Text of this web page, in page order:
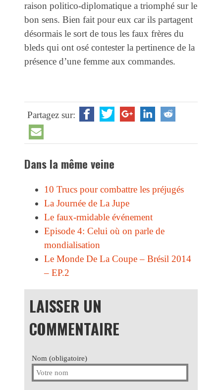
raison politico-diplomatique a triomphé sur le
bon sens. Bien fait pour eux car ils partagent
désormais le sort de tous les faux frères du
bleds qui ont osé contester la pertinence de la
présence d’une femme aux commandes.
Partagez sur:
Dans la même veine
10 Trucs pour combattre les préjugés
La Journée de La Jupe
Le faux-rmidable événement
Episode 4: Celui où on parle de
mondialisation
Le Monde De La Coupe – Brésil 2014
– EP.2
LAISSER UN
COMMENTAIRE
Nom (obligatoire)